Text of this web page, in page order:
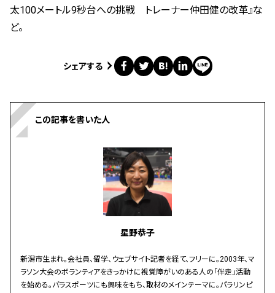
太100メートル9秒台への挑戦 トレーナー仲田健の改革』な
ど。
シェアする
この記事を書いた人
星野恭子
新潟市生まれ。会社員、留学、ウェブサイト記者を経て、フリーに。2003年、マ
ラソン大会のボランティアをきっかけに視覚障がいのある人の「伴走」活動
を始める。パラスポーツにも興味をもち、取材のメインテーマに。パラリンピ